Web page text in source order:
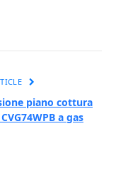
piano cottura
a gas